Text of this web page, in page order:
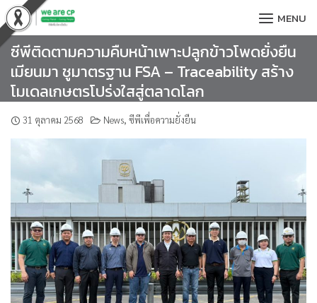
Skip
to
content
MENU
ซีพีติดตามความคืบหน้าเพาะปลูกข้าวโพดยั่งยืน
เมียนมา ชูมาตรฐาน FSA – Traceability สร้าง
โมเดลเกษตรโปร่งใสสู่ตลาดโลก
31 ตุลาคม 2568 News, ซีพีเพื่อความยั่งยืน